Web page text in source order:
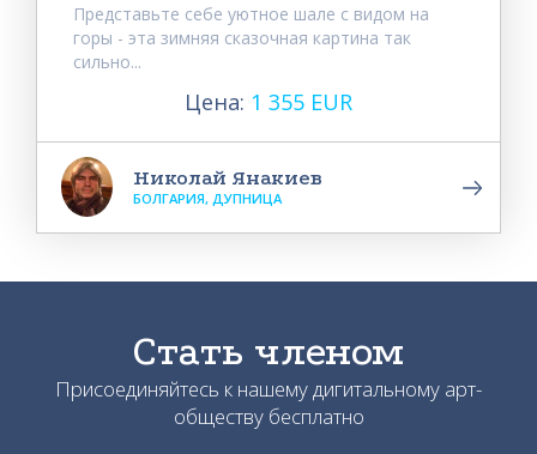
Представьте себе уютное шале с видом на
горы - эта зимняя сказочная картина так
сильно...
Цена: 1 355 EUR
Николай Янакиев
БОЛГАРИЯ, ДУПНИЦА
Стать членом
Присоединяйтесь к нашему дигитальному арт-
обществу бесплатно